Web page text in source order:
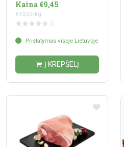
Kaina €9,45
€13,50/kg
0
Pristatymas visoje Lietuvoje
Į KREPŠELĮ